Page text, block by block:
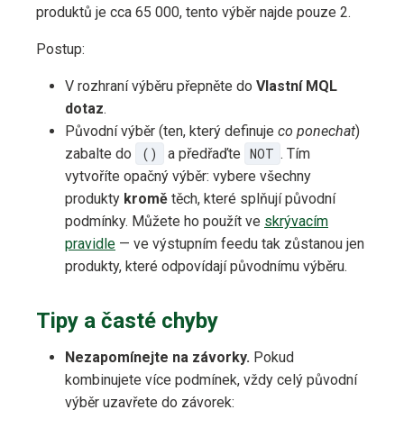
produktů je cca 65 000, tento výběr najde pouze 2.
Postup:
V rozhraní výběru přepněte do Vlastní MQL
dotaz.
Původní výběr (ten, který definuje co ponechat)
zabalte do
() a předřaďte NOT . Tím
vytvoříte opačný výběr: vybere všechny
produkty kromě těch, které splňují původní
podmínky. Můžete ho použít ve skrývacím
pravidle — ve výstupním feedu tak zůstanou jen
produkty, které odpovídají původnímu výběru.
Tipy a časté chyby
Nezapomínejte na závorky. Pokud
kombinujete více podmínek, vždy celý původní
výběr uzavřete do závorek: